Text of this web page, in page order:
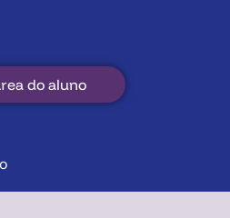
do aluno